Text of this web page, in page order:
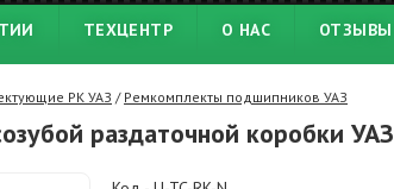
ТЕХЦЕНТР О НАС ОТЗЫВЫ
РК УАЗ / Ремкомплекты подшипников УАЗ
раздаточной коробки УАЗ